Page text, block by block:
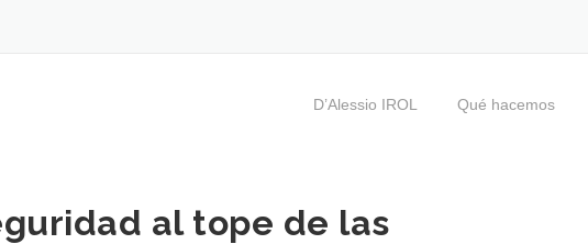
D’Alessio IROL Qué hacemos
al tope de las